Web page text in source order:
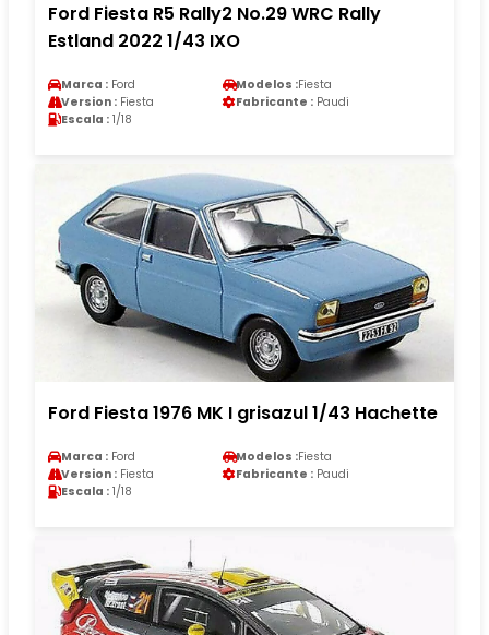
Ford Fiesta R5 Rally2 No.29 WRC Rally
Estland 2022 1/43 IXO
Marca : Ford Modelos :Fiesta
Version : Fiesta Fabricante : Paudi
Escala : 1/18
Ford Fiesta 1976 MK I grisazul 1/43 Hachette
Marca : Ford Modelos :Fiesta
Version : Fiesta Fabricante : Paudi
Escala : 1/18